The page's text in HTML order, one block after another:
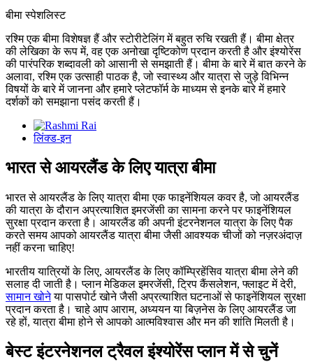
बीमा स्पेशलिस्ट
रश्मि एक बीमा विशेषज्ञ हैं और स्टोरीटेलिंग में बहुत रुचि रखती हैं। बीमा क्षेत्र
की लेखिका के रूप में, वह एक अनोखा दृष्टिकोण प्रदान करती है और इंश्योरेंस
की पारंपरिक शब्दावली को आसानी से समझाती हैं। बीमा के बारे में बात करने के
अलावा, रश्मि एक उत्साही पाठक है, जो स्वास्थ्य और यात्रा से जुड़े विभिन्न
विषयों के बारे में जानना और हमारे प्लेटफॉर्म के माध्यम से इनके बारे में हमारे
दर्शकों को समझाना पसंद करती हैं।
लिंक्ड-इन
भारत से आयरलैंड के लिए यात्रा बीमा
भारत से आयरलैंड के लिए यात्रा बीमा एक फाइनेंशियल कवर है, जो आयरलैंड
की यात्रा के दौरान अप्रत्याशित इमरजेंसी का सामना करने पर फाइनेंशियल
सुरक्षा प्रदान करता है। आयरलैंड की अपनी इंटरनेशनल यात्रा के लिए पैक
करते समय आपको आयरलैंड यात्रा बीमा जैसी आवश्यक चीजों को नज़रअंदाज़
नहीं करना चाहिए!
भारतीय यात्रियों के लिए, आयरलैंड के लिए कॉम्प्रिहेंसिव यात्रा बीमा लेने की
सलाह दी जाती है। प्लान मेडिकल इमरजेंसी, ट्रिप कैंसलेशन, फ्लाइट में देरी,
सामान खोनेया पासपोर्ट खोने जैसी अप्रत्याशित घटनाओं से फाइनेंशियल सुरक्षा
प्रदान करता है। चाहे आप आराम, अध्ययन या बिज़नेस के लिए आयरलैंड जा
रहे हों, यात्रा बीमा होने से आपको आत्मविश्वास और मन की शांति मिलती है।
बेस्ट इंटरनेशनल ट्रैवल इंश्योरेंस प्लान में से चुनें